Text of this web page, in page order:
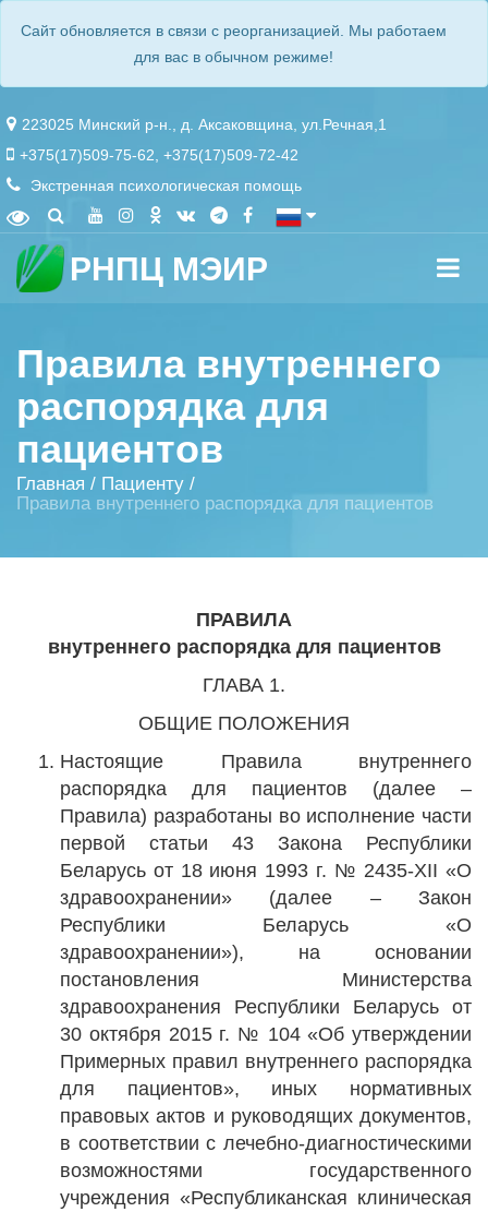
Сайт обновляется в связи с реорганизацией. Мы работаем
для вас в обычном режиме!
223025 Минский р-н., д. Аксаковщина, ул.Речная,1
+375(17)509-75-62 +375(17)509-72-42
Экстренная психологическая помощь
РНПЦ МЭИР
Правила внутреннего
распорядка для
пациентов
Главная / Пациенту /
Правила внутреннего распорядка для пациентов
ПРАВИЛА
внутреннего распорядка для пациентов
ГЛАВА 1.
ОБЩИЕ ПОЛОЖЕНИЯ
Настоящие Правила внутреннего
распорядка для пациентов (далее –
Правила) разработаны во исполнение части
первой статьи 43 Закона Республики
Беларусь от 18 июня 1993 г. № 2435-XII «О
здравоохранении» (далее – Закон
Республики Беларусь «О
здравоохранении»), на основании
постановления Министерства
здравоохранения Республики Беларусь от
30 октября 2015 г. № 104 «Об утверждении
Примерных правил внутреннего распорядка
для пациентов», иных нормативных
правовых актов и руководящих документов,
в соответствии с лечебно-диагностическими
возможностями государственного
учреждения «Республиканская клиническая